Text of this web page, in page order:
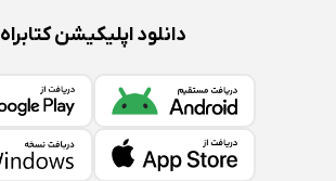
دانلود اپلیکیشن کتابراه